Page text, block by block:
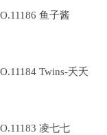
鱼子酱
Twins-夭夭
凌七七